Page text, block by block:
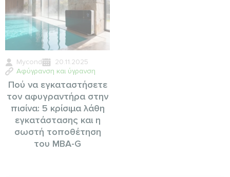
Mycond
20.11.2025
Αφύγρανση και ύγρανση
Πού να εγκαταστήσετε
τον αφυγραντήρα στην
πισίνα: 5 κρίσιμα λάθη
εγκατάστασης και η
σωστή τοποθέτηση
του MBA-G